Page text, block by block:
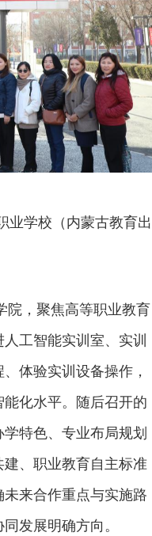
业学校（内蒙古教育出
院，聚焦高等职业教育
工智能实训室、实训
体验实训设备操作，
化水平。随后召开的
特色、专业布局规划
、职业教育自主标准
来合作重点与实施路
发展明确方向。